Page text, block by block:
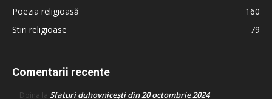
Poezia religioasă
160
Stiri religioase
79
Comentarii recente
Doina la Sfaturi duhovnicești din 20 octombrie 2024